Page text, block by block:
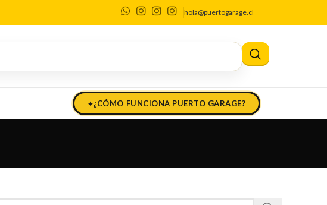
hola@puertogarage.cl
¿CÓMO FUNCIONA PUERTO GARAGE?